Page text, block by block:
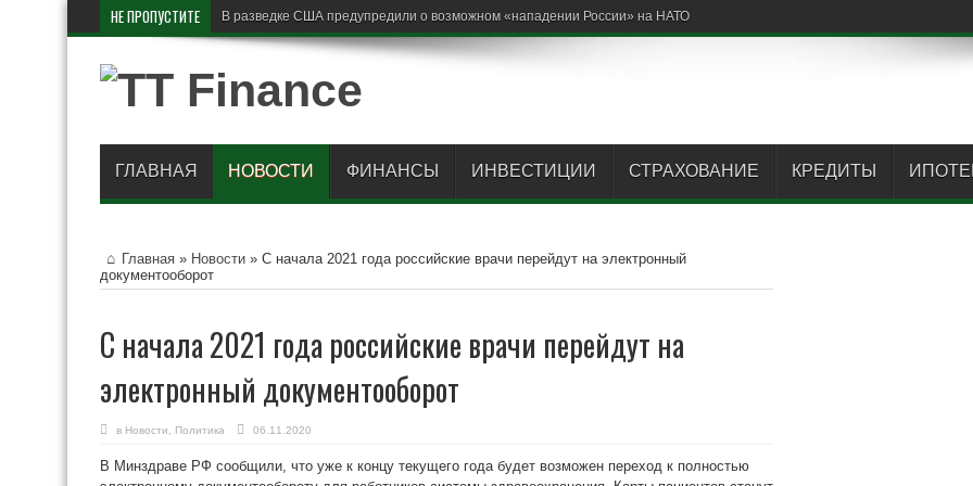
НЕ ПРОПУСТИТЕ В разведке США предупредили о возможном «нападении России» на НАТО
ГЛАВНАЯ НОВОСТИ ФИНАНСЫ ИНВЕСТИЦИИ СТРАХОВАНИЕ КРЕДИТЫ
Главная » Новости » С начала 2021 года российские врачи перейдут на электронный
документооборот
С начала 2021 года российские врачи перейдут на
электронный документооборот
в Новости Политика 06.11.2020
В Минздраве РФ сообщили, что уже к концу текущего года будет возможен переход к полностью